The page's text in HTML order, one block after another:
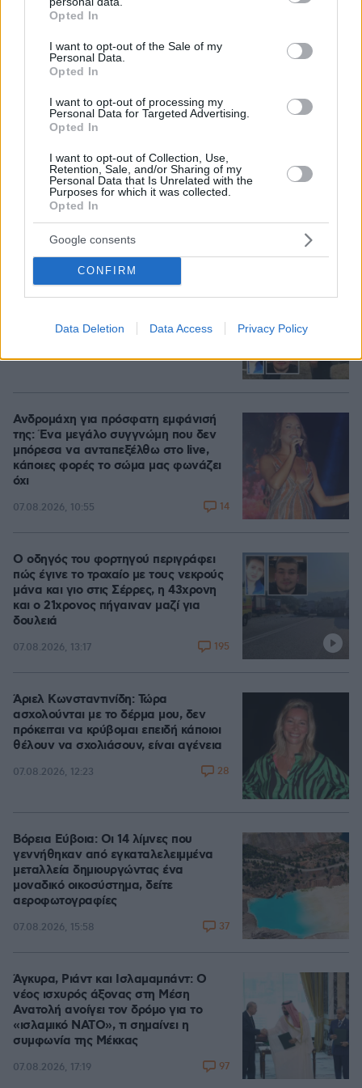
grant or deny consent to Google and its third-party tags to
use your data for below specified purposes in below Google
consent section.
Opted In
I want to opt-out of the Sale of my
Personal Data.
Opted In
I want to opt-out of processing my
Personal Data for Targeted Advertising.
Opted In
I want to opt-out of Collection, Use,
Retention, Sale, and/or Sharing of my
Personal Data that Is Unrelated with the
Purposes for which it was collected.
Opted In
Google consents
CONFIRM
Data Deletion Data Access Privacy Policy
Loaded:
100.00%
«Κάτι απέσπασε την προσοχή του οδηγού»:
Πραγματογνώμονας επιχειρεί να ρίξει φως στα
07.08.2026, 18:54
«Τα έχω χάσει όλα»: Συντετριμμένος ο
πατέρας και σύζυγος των θυμάτων
07.08.2026, 14:57 128
Ανδρομάχη για πρόσφατη εμφάνισή
της: Ένα μεγάλο συγγνώμη που δεν
μπόρεσα να ανταπεξέλθω στο live,
κάποιες φορές το σώμα μας φωνάζει
όχι
07.08.2026, 10:55 14
Ο οδηγός του φορτηγού περιγράφει
πώς έγινε το τροχαίο με τους νεκρούς
μάνα και γιο στις Σέρρες, η 43χρονη
και ο 21χρονος πήγαιναν μαζί για
δουλειά
07.08.2026, 13:17 195
Άριελ Κωνσταντινίδη: Τώρα
ασχολούνται με το δέρμα μου, δεν
πρόκειται να κρύβομαι επειδή κάποιοι
θέλουν να σχολιάσουν, είναι αγένεια
07.08.2026, 12:23 28
Βόρεια Εύβοια: Οι 14 λίμνες που
γεννήθηκαν από εγκαταλελειμμένα
μεταλλεία δημιουργώντας ένα
μοναδικό οικοσύστημα, δείτε
αεροφωτογραφίες
07.08.2026, 15:58 37
Άγκυρα, Ριάντ και Ισλαμαμπάντ: Ο
νέος ισχυρός άξονας στη Μέση
Ανατολή ανοίγει τον δρόμο για το
«ισλαμικό ΝΑΤΟ», τι σημαίνει η
συμφωνία της Μέκκας
07.08.2026, 17:19 97